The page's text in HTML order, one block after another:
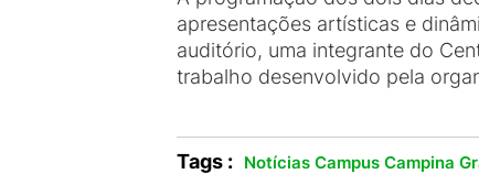
apresentações artísticas e
auditório, uma integrante do
trabalho desenvolvido pela
Tags : Notícias Campus Campina